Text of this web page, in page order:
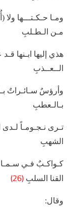
ومـا حـكـتـــها
مـن الـطـلبِ
هذي إليها ابـنها
الــعــذبِ
وأرؤسٌ سـائـراتٌ
بـالـعطبِ
تـرى نـجـومـاً
الشهبِ
كـواكـبٌ فـي
القنا السلبِ (26)
وقال: